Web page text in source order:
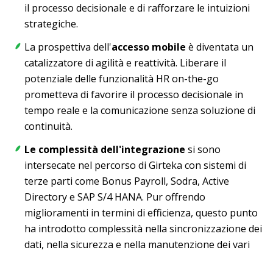
il processo decisionale e di rafforzare le intuizioni
strategiche.
La prospettiva dell'accesso mobile è diventata un
catalizzatore di agilità e reattività. Liberare il
potenziale delle funzionalità HR on-the-go
prometteva di favorire il processo decisionale in
tempo reale e la comunicazione senza soluzione di
continuità.
Le complessità dell'integrazione si sono
intersecate nel percorso di Girteka con sistemi di
terze parti come Bonus Payroll, Sodra, Active
Directory e SAP S/4 HANA. Pur offrendo
miglioramenti in termini di efficienza, questo punto
ha introdotto complessità nella sincronizzazione dei
dati, nella sicurezza e nella manutenzione dei vari